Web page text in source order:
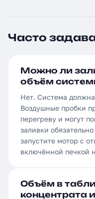
Часто
Можно ли
объём
Нет. Система
Воздушные пробки
перегреву и могут
заливки
запустите мотор с
включённой печкой
Объём в
концентрата